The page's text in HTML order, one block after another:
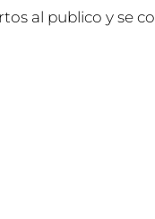
al publico y se